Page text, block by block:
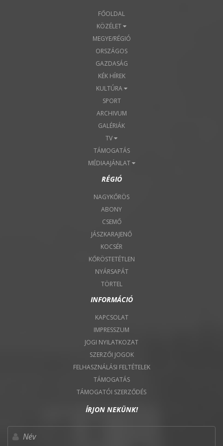
FŐOLDAL
KÖZÉLET
MEGYE/RÉGIÓ
ORSZÁGOS
GAZDASÁG
KÉK HÍREK
KULTÚRA
SPORT
ARCHIVUM
GALÉRIÁK
TV
TÁMOGATÁS
MÉDIAAJÁNLAT
RÉGIÓ
NAGYKŐRÖS
ABONY
CSEMŐ
JÁSZKARAJENŐ
KOCSÉR
KŐRÖSTETÉTLEN
NYÁRSAPÁT
TÖRTEL
INFORMÁCIÓ
KAPCSOLAT
IMPRESSZUM
JOGI NYILATKOZAT
SZERZŐI JOGOK
FELHASZNÁLÁSI FELTÉTELEK
TÁMOGATÁS
TÁMOGATÓI SZERZŐDÉS
ÍRJON NEKÜNK!